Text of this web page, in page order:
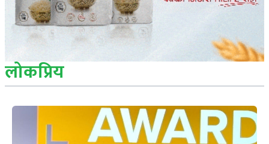
लोकप्रिय